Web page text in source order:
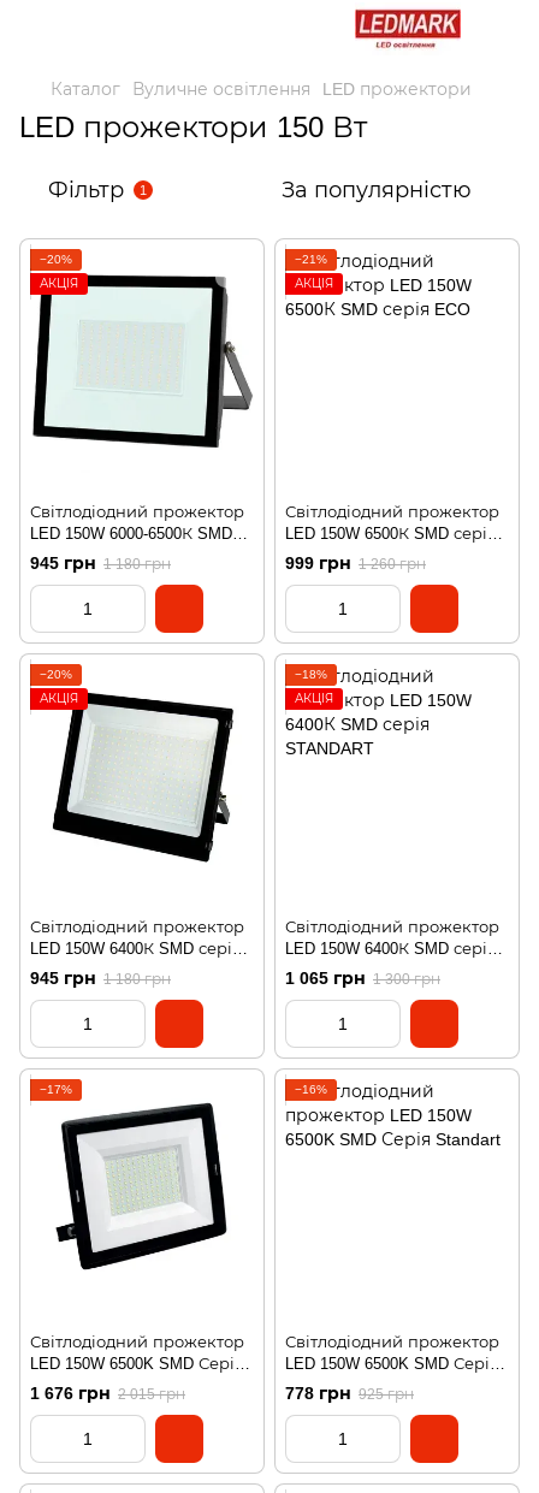
Каталог Вуличне освітлення LED прожектори
LED прожектори 150 Вт
Фільтр 1 За популярністю
−20%
АКЦІЯ
Світлодіодний прожектор
LED 150W 6000-6500К SMD
серія ECO
945 грн 1 180 грн
−21%
АКЦІЯ
Світлодіодний прожектор
LED 150W 6500К SMD серія
ECO
999 грн 1 260 грн
−20%
АКЦІЯ
Світлодіодний прожектор
LED 150W 6400К SMD серія
ECO
945 грн 1 180 грн
−18%
АКЦІЯ
Світлодіодний прожектор
LED 150W 6400К SMD серія
STANDART
1 065 грн 1 300 грн
−17%
Світлодіодний прожектор
LED 150W 6500K SMD Серія
Standart
1 676 грн 2 015 грн
−16%
Світлодіодний прожектор
LED 150W 6500K SMD Серія
Standart
778 грн 925 грн